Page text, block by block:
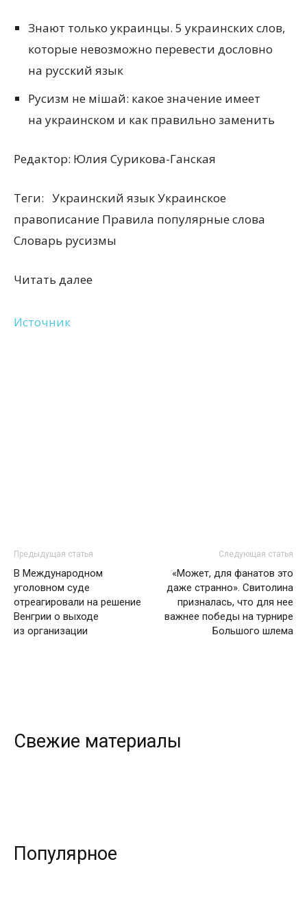
Знают только украинцы. 5 украинских слов,
которые невозможно перевести дословно
на русский язык
Русизм не мішай: какое значение имеет
на украинском и как правильно заменить
Редактор: Юлия Сурикова-Ганская
Теги: Украинский язык Украинское
правописание Правила популярные слова
Словарь русизмы
Читать далее
Источник
Предыдущая статья
В Международном
уголовном суде
отреагировали на решение
Венгрии о выходе
из организации
Следующая статья
«Может, для фанатов это
даже странно». Свитолина
призналась, что для нее
важнее победы на турнире
Большого шлема
Свежие материалы
Популярное